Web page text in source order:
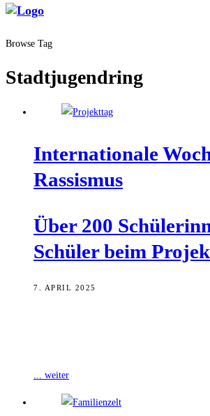
Browse Tag
Stadtjugendring
Inter­na­tio­na­le
Rassismus
Über 200
Schü­ler beim
7. APRIL 2025
... weiter